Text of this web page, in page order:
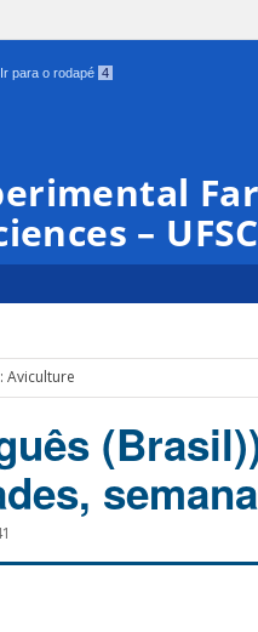
Ir para o rodapé 4
– UFSC
Aviculture